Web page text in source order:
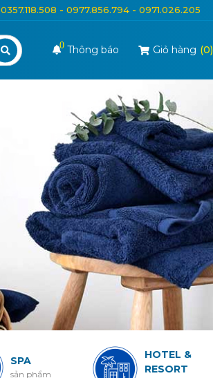
0357.118.508 - 0977.856.794 - 0971.026.205
0Thông báo Giỏ hàng (0)
SPA
sản phẩm
HOTEL &
RESORT